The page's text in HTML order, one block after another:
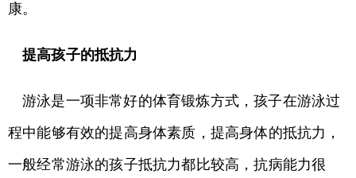
康。
提高孩子的抵抗力
游泳是一项非常好的体育锻炼方式，孩子在游泳过
程中能够有效的提高身体素质，提高身体的抵抗力，
一般经常游泳的孩子抵抗力都比较高，抗病能力很